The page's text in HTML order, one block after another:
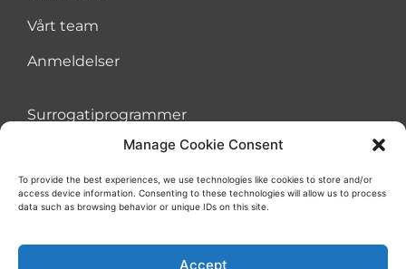
Manage Cookie Consent
To provide the best experiences, we use technologies like cookies to store and/or
access device information. Consenting to these technologies will allow us to process
data such as browsing behavior or unique IDs on this site.
Accept
Vårt team
Anmeldelser
Surrogatiprogrammer
Programmer for eggdonasjon
Standard vs. garanterte surrogatiprogrammer